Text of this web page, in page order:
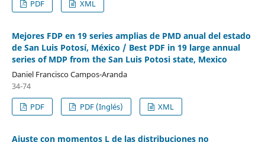
PDF
XML
Mejores FDP en 19 series amplias de PMD anual del estado
de San Luis Potosí, México / Best PDF in 19 large annual
series of MDP from the San Luis Potosi state, Mexico
Daniel Francisco Campos-Aranda
34-74
PDF
PDF (Inglés) XML
Ajuste con momentos L de las distribuciones no